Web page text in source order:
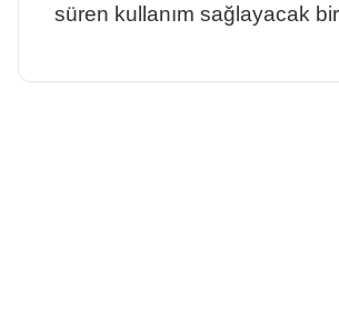
süren kullanım sağlayacak